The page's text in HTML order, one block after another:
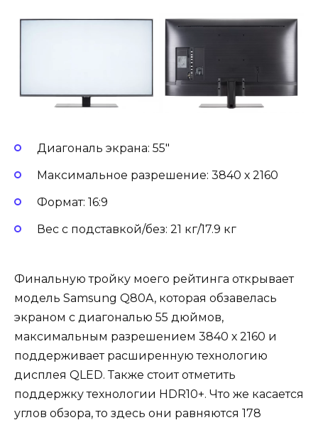
Диагональ экрана: 55″
Максимальное разрешение: 3840 х 2160
Формат: 16:9
Вес с подставкой/без: 21 кг/17.9 кг
Финальную тройку моего рейтинга открывает
модель Samsung Q80A, которая обзавелась
экраном с диагональю 55 дюймов,
максимальным разрешением 3840 х 2160 и
поддерживает расширенную технологию
дисплея QLED. Также стоит отметить
поддержку технологии HDR10+. Что же касается
углов обзора, то здесь они равняются 178